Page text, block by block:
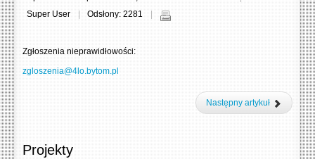
Super User
Odsłony: 2281
Zgłoszenia nieprawidłowości:
zgloszenia@4lo.bytom.pl
Następny artykuł
Projekty